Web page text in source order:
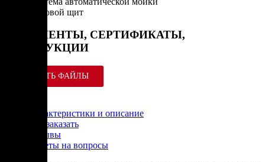
Силовой щит
ДОКУМЕНТЫ, СЕРТИФИКАТЫ,
ИНСТРУКЦИИ
СКАЧАТЬ ФАЙЛЫ
Характеристики и описание
Как заказать
Отзывы
Ответы на вопросы